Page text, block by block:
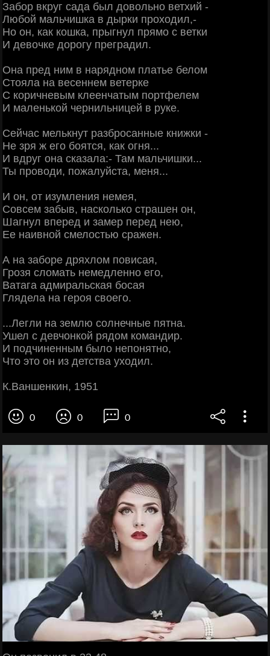
Забор вкруг сада был довольно ветхий -
Любой мальчишка в дырки проходил,-
Но он, как кошка, прыгнул прямо с ветки
И девочке дорогу преградил.
Она пред ним в нарядном платье белом
Стояла на весеннем ветерке
С коричневым клеенчатым портфелем
И маленькой чернильницей в руке.
Сейчас мелькнут разбросанные книжки -
Не зря ж его боятся, как огня...
И вдруг она сказала:- Там мальчишки...
Ты проводи, пожалуйста, меня...
И он, от изумления немея,
Совсем забыв, насколько страшен он,
Шагнул вперед и замер перед нею,
Ее наивной смелостью сражен.
А на заборе дряхлом повисая,
Грозя сломать немедленно его,
Ватага адмиральская босая
Глядела на героя своего.
...Легли на землю солнечные пятна.
Ушел с девчонкой рядом командир.
И подчиненным было непонятно,
Что это он из детства уходил.
К.Ваншенкин, 1951
0 0 0